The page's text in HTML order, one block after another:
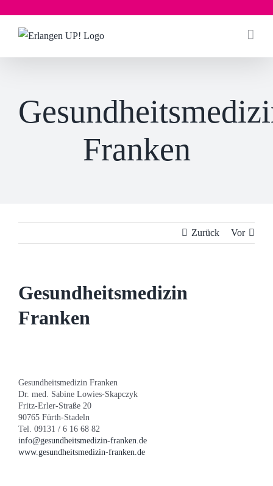
springen
Franken
Zurück Vor
Gesundheitsmedizin
Franken
Gesundheitsmedizin Franken
Dr. med. Sabine Lowies-Skapczyk
Fritz-Erler-Straße 20
90765 Fürth-Stadeln
Tel. 09131 / 6 16 68 82
info@gesundheitsmedizin-franken.de
www.gesundheitsmedizin-franken.de